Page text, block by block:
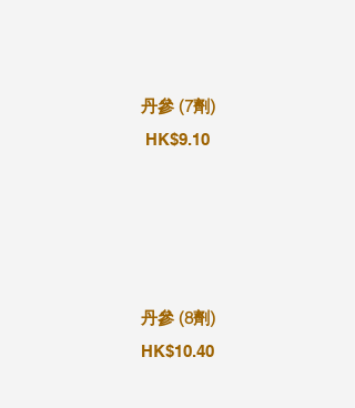
丹參 (7劑)
HK$9.10
丹參 (8劑)
HK$10.40